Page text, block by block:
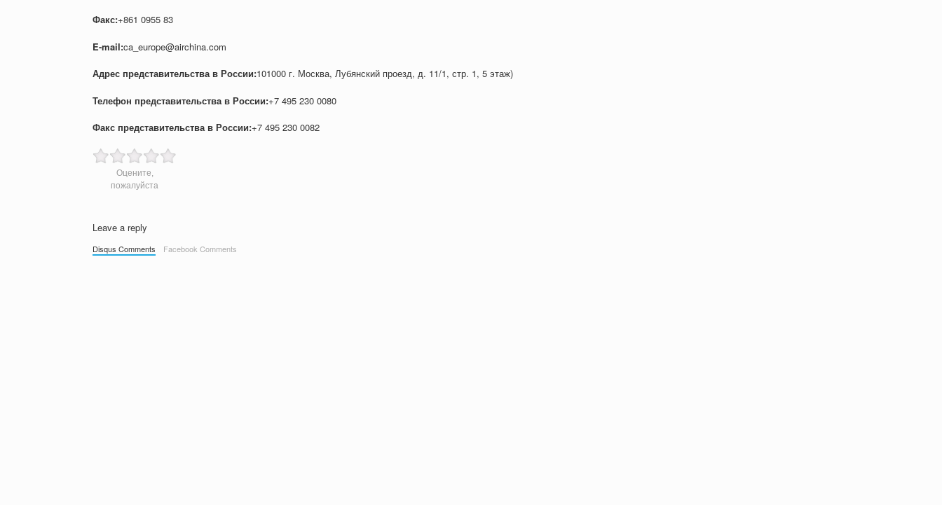
Факс:+861 0955 83
E-mail:ca_europe@airchina.com
Адрес представительства в России:101000 г. Москва, Лубянский проезд, д. 11/1, стр. 1, 5 этаж)
Телефон представительства в России:+7 495 230 0080
Факс представительства в России:+7 495 230 0082
Оцените,
пожалуйста
Leave a reply
Disqus Comments Facebook Comments